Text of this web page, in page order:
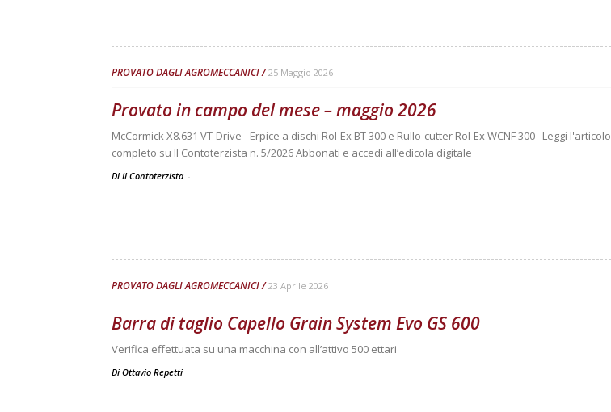
PROVATO DAGLI AGROMECCANICI 25 Maggio 2026
Provato in campo del mese – maggio 2026
McCormick X8.631 VT-Drive - Erpice a dischi Rol-Ex BT 300 e Rullo-cutter Rol-Ex WCNF 300 Leggi l'articolo
completo su Il Contoterzista n. 5/2026 Abbonati e accedi all’edicola digitale
Di Il Contoterzista -
PROVATO DAGLI AGROMECCANICI 23 Aprile 2026
Barra di taglio Capello Grain System Evo GS 600
Verifica effettuata su una macchina con all’attivo 500 ettari
Di Ottavio Repetti